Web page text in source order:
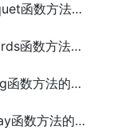
Python pandas.DataFrame.to_parquet函数方法的使用
Python pandas.DataFrame.to_records函数方法的使用
Python pandas.DataFrame.to_string函数方法的使用
Python pandas.DataFrame.to_xarray函数方法的使用